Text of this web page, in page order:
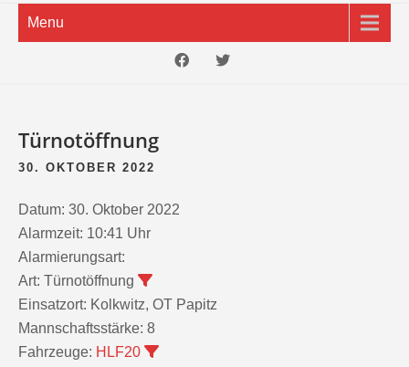
Menu
Türnotöffnung
30. OKTOBER 2022
Datum: 30. Oktober 2022
Alarmzeit: 10:41 Uhr
Alarmierungsart:
Art: Türnotöffnung
Einsatzort: Kolkwitz, OT Papitz
Mannschaftsstärke: 8
Fahrzeuge: HLF20